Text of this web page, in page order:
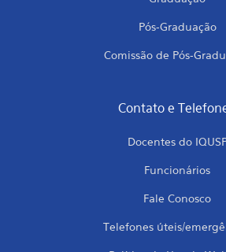
Pós-Graduação
Comissão de Pós-
Contato e
Docentes do
Funcionários
Fale Conosco
Telefones úteis/